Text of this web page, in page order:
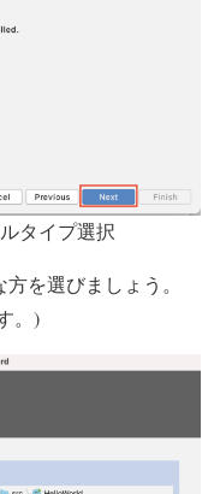
タイプ選択
を選びましょう。
)